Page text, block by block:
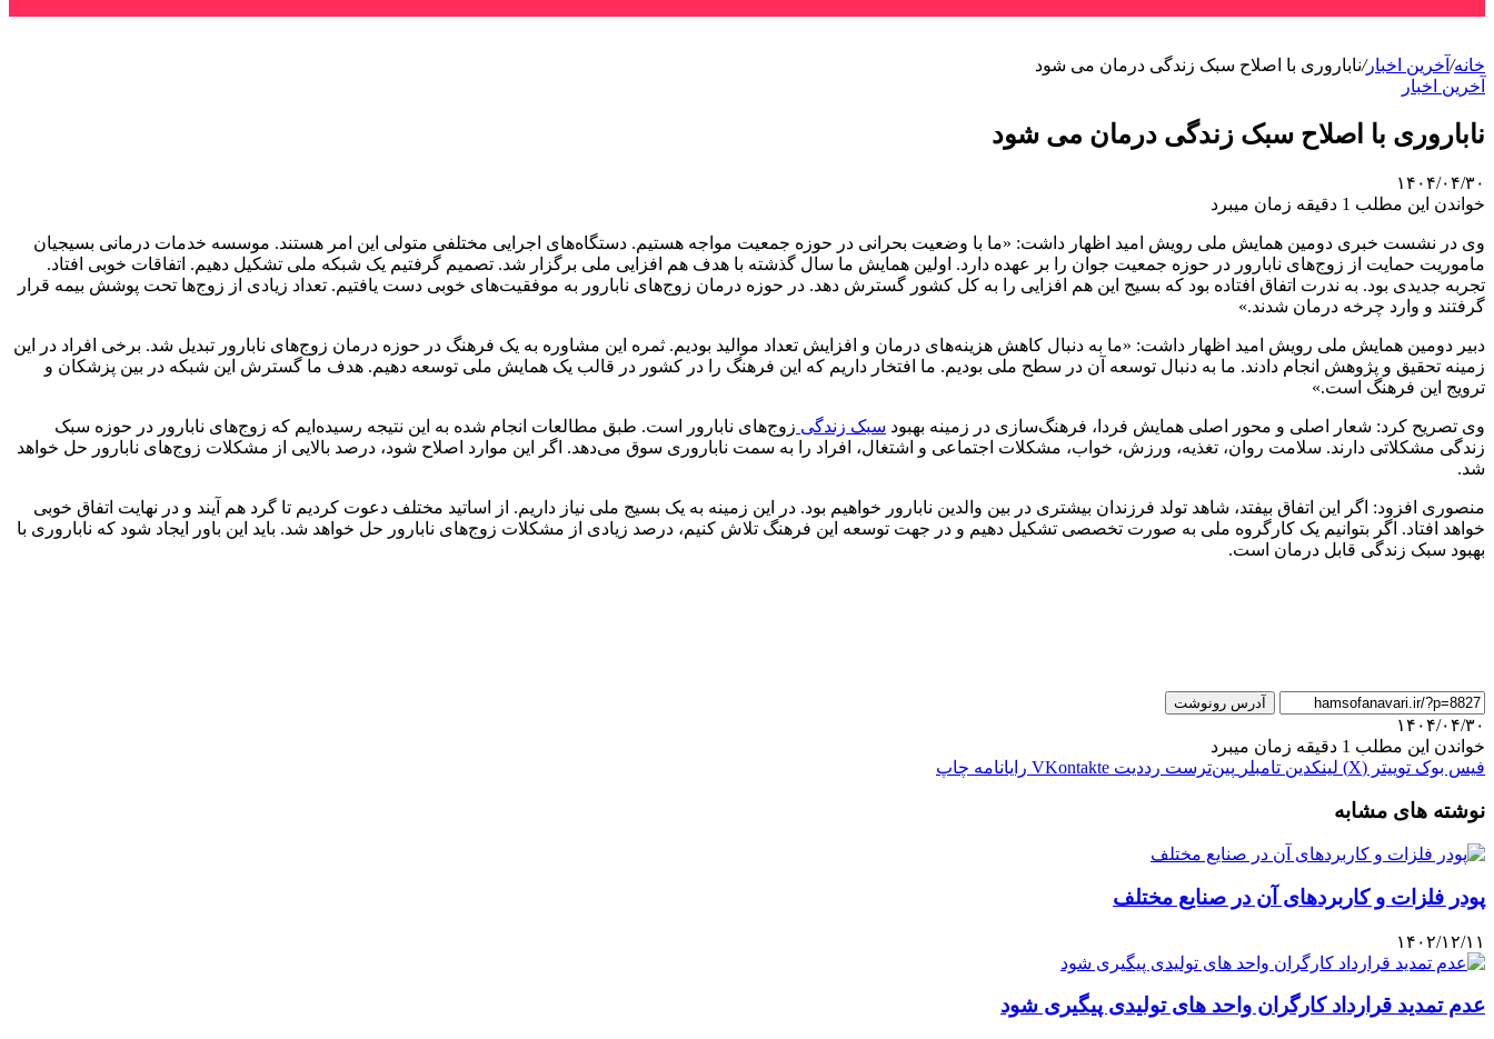
خانه/ آخرین اخبار/ناباروری با اصلاح سبک زندگی درمان می شود
آخرین اخبار
ناباروری با اصلاح سبک زندگی درمان می شود
۱۴۰۴/۰۴/۳۰
خواندن این مطلب 1 دقیقه زمان میبرد
وی در نشست خبری دومین همایش ملی رویش امید اظهار داشت: «ما با وضعیت بحرانی در حوزه جمعیت مواجه هستیم. دستگاه‌های اجرایی مختلفی متولی این امر هستند. موسسه خدمات درمانی بسیجیان
ماموریت حمایت از زوج‌های نابارور در حوزه جمعیت جوان را بر عهده دارد. اولین همایش ما سال گذشته با هدف هم افزایی ملی برگزار شد. تصمیم گرفتیم یک شبکه ملی تشکیل دهیم. اتفاقات خوبی افتاد.
تجربه جدیدی بود. به ندرت اتفاق افتاده بود که بسیج این هم افزایی را به کل کشور گسترش دهد. در حوزه درمان زوج‌های نابارور به موفقیت‌های خوبی دست یافتیم. تعداد زیادی از زوج‌ها تحت پوشش بیمه قرار
گرفتند و وارد چرخه درمان شدند.»
دبیر دومین همایش ملی رویش امید اظهار داشت: «ما به دنبال کاهش هزینه‌های درمان و افزایش تعداد موالید بودیم. ثمره این مشاوره به یک فرهنگ در حوزه درمان زوج‌های نابارور تبدیل شد. برخی افراد در این
زمینه تحقیق و پژوهش انجام دادند. ما به دنبال توسعه آن در سطح ملی بودیم. ما افتخار داریم که این فرهنگ را در کشور در قالب یک همایش ملی توسعه دهیم. هدف ما گسترش این شبکه در بین پزشکان و
ترویج این فرهنگ است.»
وی تصریح کرد: شعار اصلی و محور اصلی همایش فردا، فرهنگ‌سازی در زمینه بهبود سبک زندگی زوج‌های نابارور است. طبق مطالعات انجام شده به این نتیجه رسیده‌ایم که زوج‌های نابارور در حوزه سبک
زندگی مشکلاتی دارند. سلامت روان، تغذیه، ورزش، خواب، مشکلات اجتماعی و اشتغال، افراد را به سمت ناباروری سوق می‌دهد. اگر این موارد اصلاح شود، درصد بالایی از مشکلات زوج‌های نابارور حل خواهد
شد.
منصوری افزود: اگر این اتفاق بیفتد، شاهد تولد فرزندان بیشتری در بین والدین نابارور خواهیم بود. در این زمینه به یک بسیج ملی نیاز داریم. از اساتید مختلف دعوت کردیم تا گرد هم آیند و در نهایت اتفاق خوبی
خواهد افتاد. اگر بتوانیم یک کارگروه ملی به صورت تخصصی تشکیل دهیم و در جهت توسعه این فرهنگ تلاش کنیم، درصد زیادی از مشکلات زوج‌های نابارور حل خواهد شد. باید این باور ایجاد شود که ناباروری با
بهبود سبک زندگی قابل درمان است.
آدرس رونوشت
۱۴۰۴/۰۴/۳۰
خواندن این مطلب 1 دقیقه زمان میبرد
فیس بوک توییتر (X) لینکدین ‫تامبلر ‫پین‌ترست ‫رددیت ‫VKontakte رایانامه چاپ
نوشته های مشابه
پودر فلزات و کاربردهای آن در صنایع مختلف
۱۴۰۲/۱۲/۱۱
عدم تمدید قرارداد کارگران واحد های تولیدی پیگیری شود